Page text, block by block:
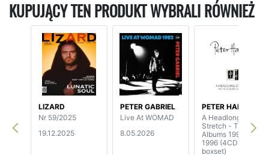
KUPUJĄCY TEN PRODUKT WYBRALI RÓWNIEŻ
LIZARD
Nr 59/2025
19.12.2025
PETER GABRIEL
Live At WOMAD
8.05.2026
PETER HAMMILL
A Headlong
Stretch - The Fie!
Albums 1992-
1996 (4CD
boxset)